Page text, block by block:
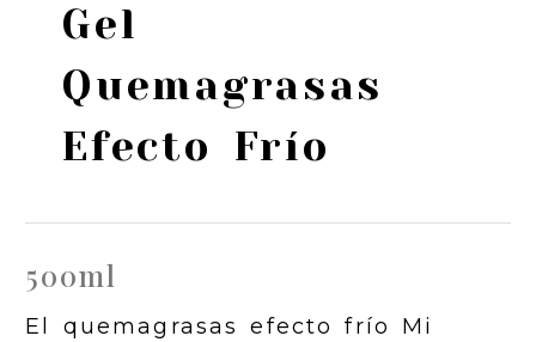
Gel
Quemagrasas
Efecto Frío
500ml
El quemagrasas efecto frío Mi